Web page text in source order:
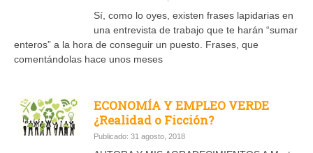
Sí, como lo oyes, existen frases lapidarias en
una entrevista de trabajo que te harán “sumar
enteros” a la hora de conseguir un puesto. Frases, que
comentándolas hace unos meses
ECONOMÍA Y EMPLEO VERDE
¿Realidad o Ficción?
Publicado: 31 agosto, 2018